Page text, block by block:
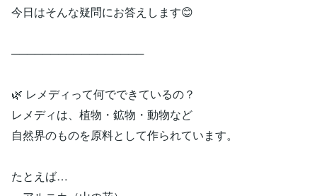
今日はそんな疑問にお答えします😊
─────────────────
🌿 レメディって何でできているの？
レメディは、植物・鉱物・動物など
自然界のものを原料として作られています。
たとえば…